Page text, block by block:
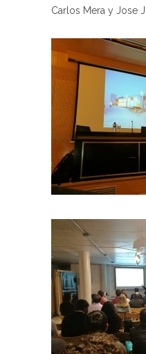
Carlos Mera y Jose